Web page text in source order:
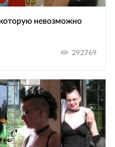
невозможно
292769